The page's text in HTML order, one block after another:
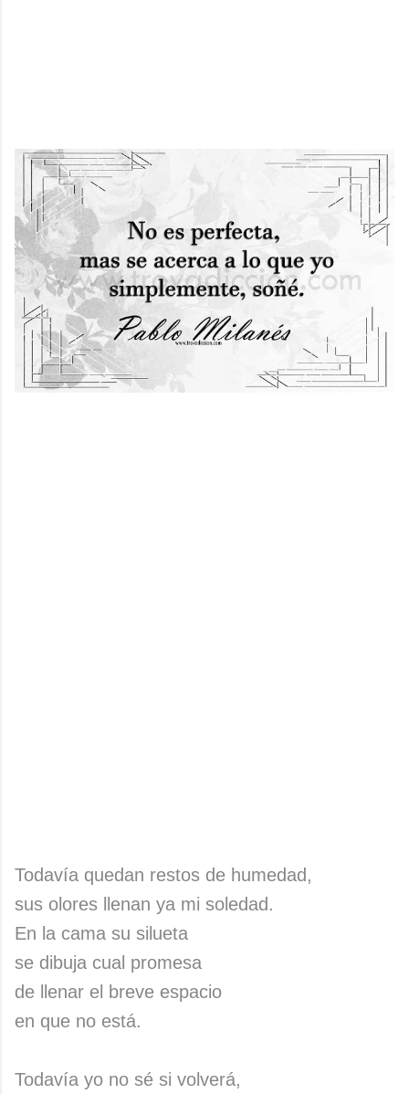
Todavía quedan restos de humedad,
sus olores llenan ya mi soledad.
En la cama su silueta
se dibuja cual promesa
de llenar el breve espacio
en que no está.
Todavía yo no sé si volverá,